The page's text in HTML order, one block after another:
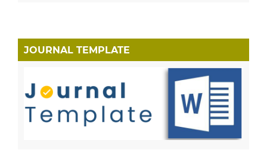
JOURNAL TEMPLATE